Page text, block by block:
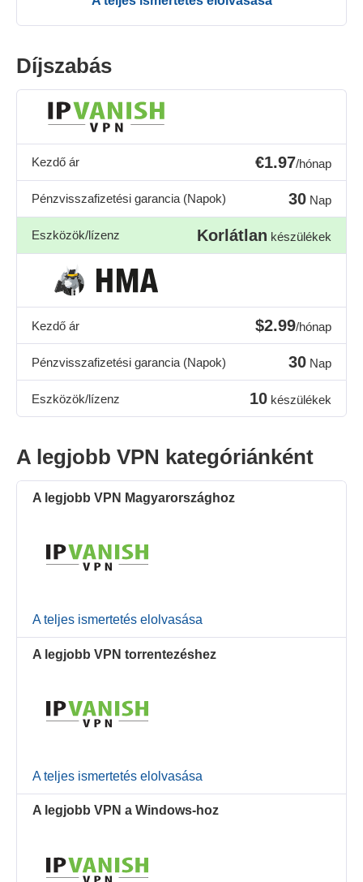
Díjszabás
Kezdő ár €1.97/hónap
Pénzvisszafizetési garancia (Napok) 30 Nap
Eszközök/lízenz Korlátlan készülékek
Kezdő ár $2.99/hónap
Pénzvisszafizetési garancia (Napok) 30 Nap
Eszközök/lízenz 10 készülékek
A legjobb VPN kategóriánként
A legjobb VPN Magyarországhoz
A teljes ismertetés elolvasása
A legjobb VPN torrentezéshez
A teljes ismertetés elolvasása
A legjobb VPN a Windows-hoz